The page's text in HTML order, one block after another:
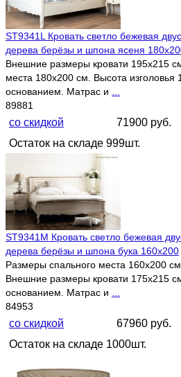
ST9341L Кровать светло бежевая
дерева берёзы и шпона ясеня
Внешние размеры кровати 195х215
места 180х200 см. Высота
основанием. Матрас и
89881
со скидкой
71900 руб.
Остаток на складе 999шт.
ST9341M Кровать светло бежевая
дерева берёзы и шпона бука 160х200
Размеры спального места 160х200
Внешние размеры кровати 175х215
основанием. Матрас и
84953
со скидкой
67960 руб.
Остаток на складе 1000шт.